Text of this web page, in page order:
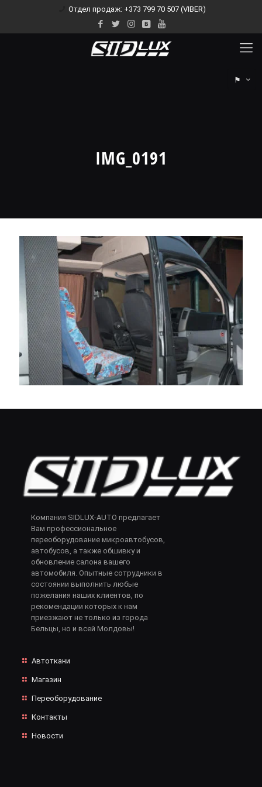
Отдел продаж: +373 799 70 507 (VIBER)
⚑
IMG_0191
Компания SIDLUX-AUTO предлагает
Вам профессиональное
переоборудование микроавтобусов,
автобусов, а также обшивку и
обновление салона вашего
автомобиля. Опытные сотрудники в
состоянии выполнить любые
пожелания наших клиентов, по
рекомендации которых к нам
приезжают не только из города
Бельцы, но и всей Молдовы!
Автоткани
Магазин
Переоборудование
Контакты
Новости